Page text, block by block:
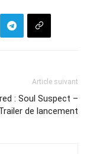
Article suivant
: Soul Suspect –
de lancement